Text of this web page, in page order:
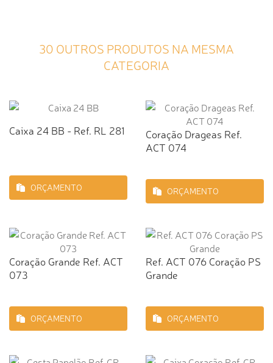
30 OUTROS PRODUTOS NA MESMA
CATEGORIA
Caixa 24 BB - Ref. RL 281
ORÇAMENTO
Coração Drageas Ref.
ACT 074
ORÇAMENTO
Coração Grande Ref. ACT
073
ORÇAMENTO
Ref. ACT 076 Coração PS
Grande
ORÇAMENTO